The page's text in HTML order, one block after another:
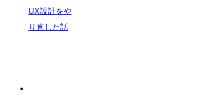
UX設計をや
り直した話